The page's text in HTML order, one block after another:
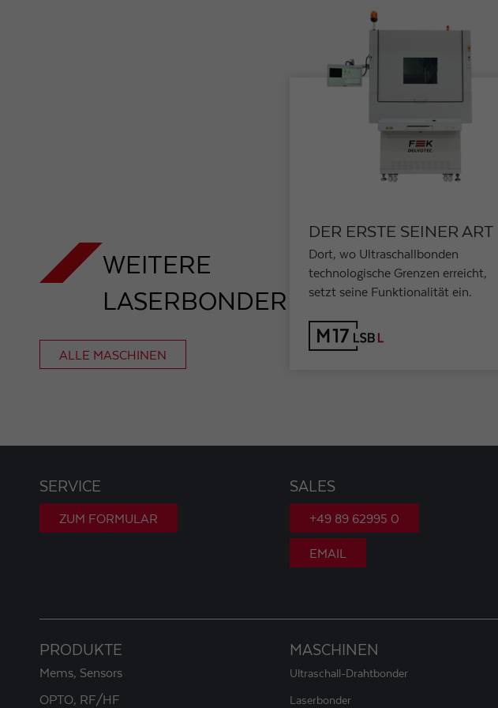
WEITERE
LASERBONDER
ALLE MASCHINEN
DER ERSTE SEINER ART
Dort, wo Ultraschallbonden
technologische Grenzen erreicht,
setzt seine Funktionalität ein.
SERVICE
ZUM FORMULAR
SALES
+49 89 62995 0
EMAIL
PRODUKTE
Mems, Sensors
OPTO, RF/HF
MASCHINEN
Ultraschall-Drahtbonder
Laserbonder